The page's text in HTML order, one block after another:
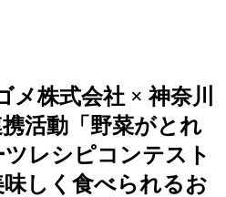
メ株式会社 × 神奈川
活動「野菜がとれ
レシピコンテスト
しく食べられるお